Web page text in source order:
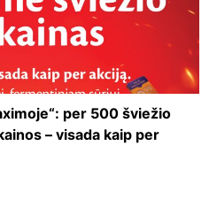
per 500 šviežio
– visada kaip per